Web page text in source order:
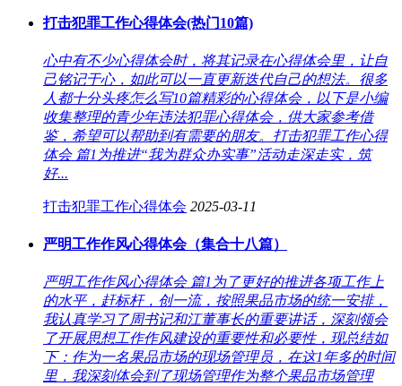
打击犯罪工作心得体会(热门10篇)
心中有不少心得体会时，将其记录在心得体会里，让自
己铭记于心，如此可以一直更新迭代自己的想法。很多
人都十分头疼怎么写10篇精彩的心得体会，以下是小编
收集整理的青少年违法犯罪心得体会，供大家参考借
鉴，希望可以帮助到有需要的朋友。打击犯罪工作心得
体会 篇1为推进“我为群众办实事”活动走深走实，筑
好...
打击犯罪工作心得体会 2025-03-11
严明工作作风心得体会（集合十八篇）
严明工作作风心得体会 篇1为了更好的推进各项工作上
的水平，赶标杆，创一流，按照果品市场的统一安排，
我认真学习了周书记和江董事长的重要讲话，深刻领会
了开展思想工作作风建设的重要性和必要性，现总结如
下：作为一名果品市场的现场管理员，在这1年多的时间
里，我深刻体会到了现场管理作为整个果品市场管理